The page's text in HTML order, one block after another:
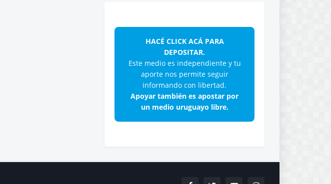
HACÉ CLICK ACÁ PARA
DEPOSITAR.
Este medio es independiente y tu
aporte nos permite seguir
informando con libertad.
Apoyar también es apostar por
un medio uruguayo libre.